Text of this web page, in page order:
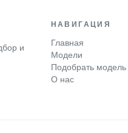
и
НАВИГАЦИЯ
Главная
Модели
Подобрать модель
О нас